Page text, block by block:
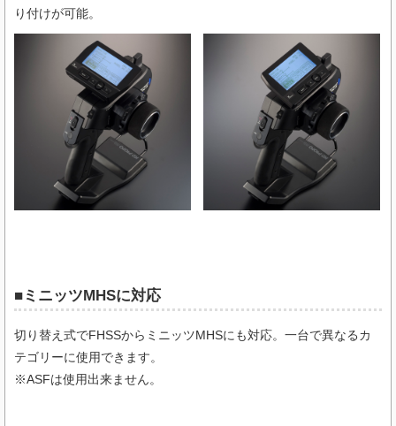
り付けが可能。
■ミニッツMHSに対応
切り替え式でFHSSからミニッツMHSにも対応。一台で異なるカ
テゴリーに使用できます。
※ASFは使用出来ません。